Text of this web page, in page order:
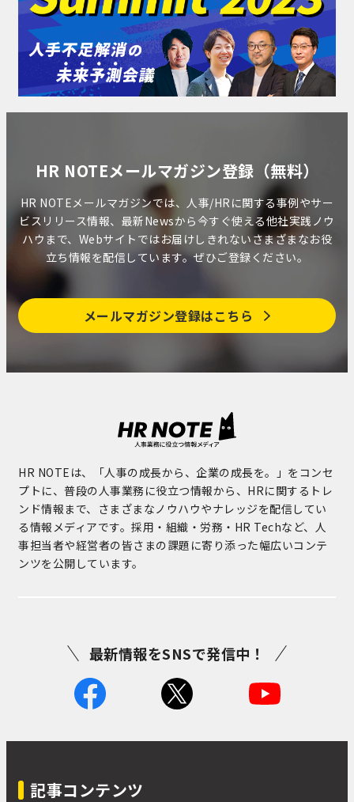
HR NOTEメールマガジン登録（無料）
HR NOTEメールマガジンでは、人事/HRに関する事例やサー
ビスリリース情報、最新Newsから今すぐ使える他社実践ノウ
ハウまで、Webサイトではお届けしきれないさまざまなお役
立ち情報を配信しています。ぜひご登録ください。
メールマガジン登録はこちら
HR NOTEは、「人事の成長から、企業の成長を。」をコンセ
プトに、普段の人事業務に役立つ情報から、HRに関するトレ
ンド情報まで、さまざまなノウハウやナレッジを配信してい
る情報メディアです。採用・組織・労務・HR Techなど、人
事担当者や経営者の皆さまの課題に寄り添った幅広いコンテ
ンツを公開しています。
最新情報をSNSで発信中！
記事コンテンツ